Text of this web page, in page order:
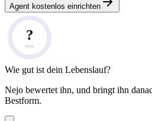
Agent kostenlos einrichten
?
Note
Wie gut ist dein Lebenslauf?
Nejo bewertet ihn, und bringt ihn
Bestform.